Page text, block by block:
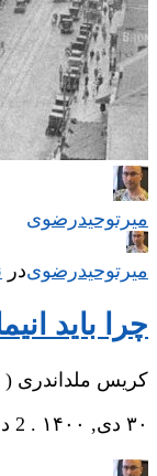
میر‌توحیدرضوی
میر‌توحیدرضویدر
چرا باید
کریس ملداندری ( Chris Meledandri)، رئیس استودیو انیمیشن فاکس، در صحنة فیلمبرداری فیلم "روبات‌ها" در…
۳۰ دی, ۱۴۰۰
. 2 دقیقه مطالعه